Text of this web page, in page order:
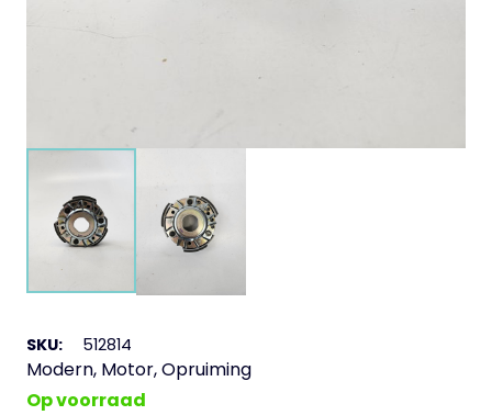
SKU: 512814
Modern, Motor,Opruiming
Op voorraad